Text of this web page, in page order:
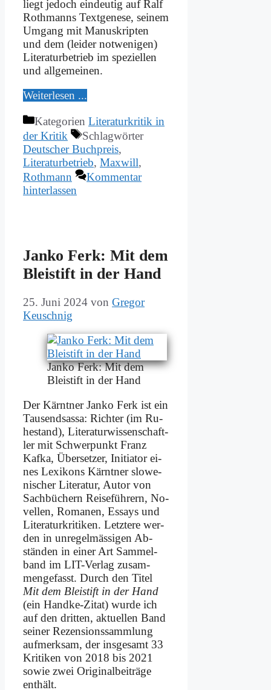
liegt je­doch ein­deu­tig auf Ralf
Roth­manns Text­ge­ne­se, sei­nem
Um­gang mit Ma­nu­skrip­ten
und dem (lei­der not­we­ni­gen)
Li­te­ra­tur­be­trieb im spe­zi­el­len
und all­ge­mei­nen.
Wei­ter­le­sen ...
Kategorien Literaturkritik in
der Kritik
Schlagwörter
Deutscher Buchpreis,
Literaturbetrieb, Maxwill,
Rothmann
Kommentar
hinterlassen
Jan­ko Ferk: Mit dem
Blei­stift in der Hand
25. Juni 2024 von Gregor
Keuschnig
Jan­ko Ferk: Mit dem
Blei­stift in der Hand
Der Kärnt­ner Jan­ko Ferk ist ein
Tau­send­sas­sa: Rich­ter (im Ru­
he­stand), Li­te­ra­tur­wis­sen­schaft­
ler mit Schwer­punkt Franz
Kaf­ka, Über­set­zer, In­itia­tor ei­
nes Le­xi­kons Kärnt­ner slo­we­
ni­scher Li­te­ra­tur, Au­tor von
Sach­bü­chern Rei­se­füh­rern, No­
vel­len, Ro­ma­nen, Es­says und
Li­te­ra­tur­kri­ti­ken. Letz­te­re wer­
den in un­re­gel­mä­ssi­gen Ab­
stän­den in ei­ner Art Sam­mel­
band im LIT-Ver­lag zu­sam­
men­ge­fasst. Durch den Ti­tel
Mit dem Blei­stift in der Hand
(ein Hand­ke-Zi­tat) wur­de ich
auf den drit­ten, ak­tu­el­len Band
sei­ner Re­zen­si­ons­samm­lung
auf­merk­sam, der ins­ge­samt 33
Kri­ti­ken von 2018 bis 2021
so­wie zwei Ori­gi­nal­bei­trä­ge
ent­hält.